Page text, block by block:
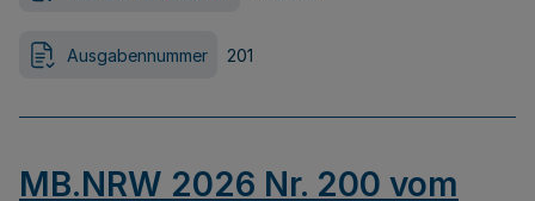
Ausgabennummer 201
MB.NRW 2026 Nr. 200 vom